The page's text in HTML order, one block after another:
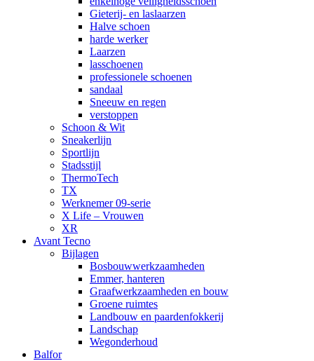
Gieterij- en laslaarzen
Halve schoen
harde werker
Laarzen
lasschoenen
professionele schoenen
sandaal
Sneeuw en regen
verstoppen
Schoon & Wit
Sneakerlijn
Sportlijn
Stadsstijl
ThermoTech
TX
Werknemer 09-serie
X Life – Vrouwen
XR
Avant Tecno
Bijlagen
Bosbouwwerkzaamheden
Emmer, hanteren
Graafwerkzaamheden en bouw
Groene ruimtes
Landbouw en paardenfokkerij
Landschap
Wegonderhoud
Balfor